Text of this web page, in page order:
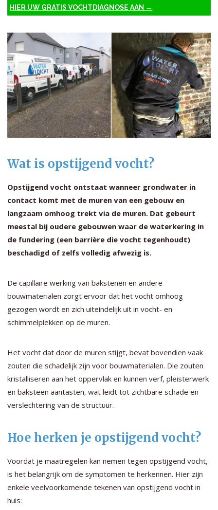
HIER UW GRATIS VOCHTDIAGNOSE AAN →
Wat is opstijgend vocht?
Opstijgend vocht ontstaat wanneer grondwater in
contact komt met de muren van een gebouw en
langzaam omhoog trekt via de muren. Dat gebeurt
meestal bij oudere gebouwen waar de waterkering in
de fundering (een barrière die vocht tegenhoudt)
beschadigd of zelfs volledig afwezig is.
De capillaire werking van bakstenen en andere
bouwmaterialen zorgt ervoor dat het vocht omhoog
gezogen wordt en zich uiteindelijk uit in vocht- en
schimmelplekken op de muren.
Het vocht dat door de muren stijgt, bevat bovendien vaak
zouten die schadelijk zijn voor bouwmaterialen. Die zouten
kristalliseren aan het oppervlak en kunnen verf, pleisterwerk
en baksteen aantasten, wat leidt tot zichtbare schade en
verslechtering van de structuur.
Hoe herken je opstijgend vocht?
Voordat je maatregelen kan nemen tegen opstijgend vocht,
is het belangrijk om de symptomen te herkennen. Hier zijn
enkele veelvoorkomende tekenen van opstijgend vocht in
huis: